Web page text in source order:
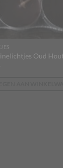
Oud Hout